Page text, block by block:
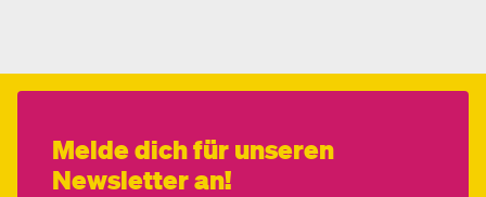
Melde dich für unseren
Newsletter an!